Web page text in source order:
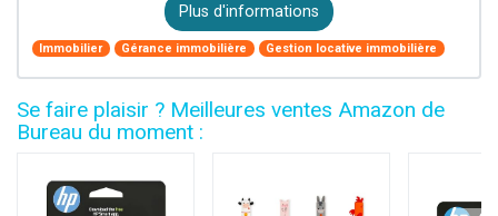
Plus d'informations
Immobilier Gérance immobilière Gestion locative immobilière
Se faire plaisir ? Meilleures ventes Amazon de
Bureau du moment :